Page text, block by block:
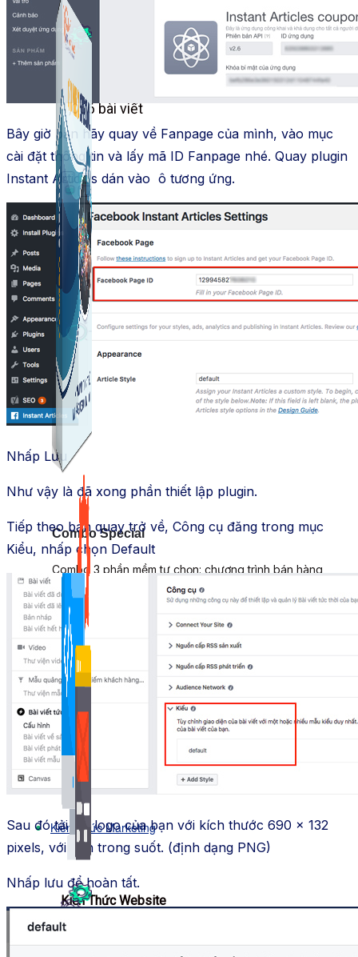
Công Cụ Marketing
1,066 bài viết
Thủ Thuật Facebook
536 bài viết
Kiếm Tiền MMO
1,422 bài viết
Kiến Thức Website
309 bài viết
Combo Special
Combo 3 phần mềm tự chọn: chương trình bán hàng
mà ATPTeam triển khai.
Xem thêm phần mềm khác
Xem thêm phần mềm khác
Bảng Giá
Thanh Toán
Kiến Thức Marketing
Bây giờ bạn hãy quay về Fanpage của mình, vào mục
cài đặt thông tin và lấy mã ID Fanpage nhé. Quay plugin
Instant Articles dán vào ô tương ứng.
Nhấp Lưu
Như vậy là đã xong phần thiết lập plugin.
Tiếp theo bạn quay trở về, Công cụ đăng trong mục
Kiểu, nhấp chọn Default
Sau đó tải lên logo của bạn với kích thước 690 x 132
pixels, với nền trong suốt. (định dạng PNG)
Nhấp lưu để hoàn tất.